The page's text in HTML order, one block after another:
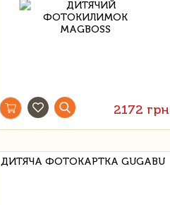
2172 грн
ДИТЯЧА ФОТОКАРТКА GUGABU